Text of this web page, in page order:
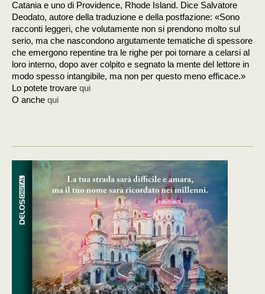
Catania e uno di Providence, Rhode Island. Dice Salvatore
Deodato, autore della traduzione e della postfazione: «Sono
racconti leggeri, che volutamente non si prendono molto sul
serio, ma che nascondono argutamente tematiche di spessore
che emergono repentine tra le righe per poi tornare a celarsi al
loro interno, dopo aver colpito e segnato la mente del lettore in
modo spesso intangibile, ma non per questo meno efficace.»
Lo potete trovare qui
O anche qui